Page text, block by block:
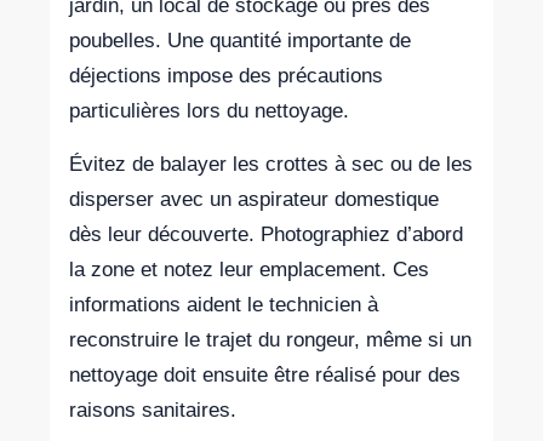
jardin, un local de stockage ou près des
poubelles. Une quantité importante de
déjections impose des précautions
particulières lors du nettoyage.
Évitez de balayer les crottes à sec ou de les
disperser avec un aspirateur domestique
dès leur découverte. Photographiez d’abord
la zone et notez leur emplacement. Ces
informations aident le technicien à
reconstruire le trajet du rongeur, même si un
nettoyage doit ensuite être réalisé pour des
raisons sanitaires.